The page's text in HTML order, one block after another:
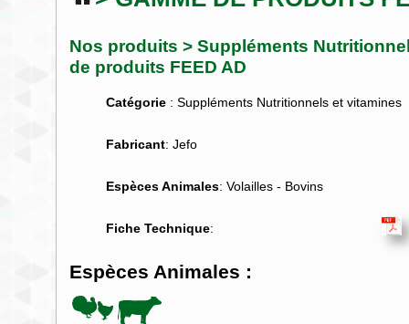
Nos produits > Suppléments
de produits FEED AD
Catégorie : Suppléments Nutritionnels et vitamines
Fabricant: Jefo
Espèces Animales: Volailles - Bovins
Fiche Technique:
Espèces Animales :